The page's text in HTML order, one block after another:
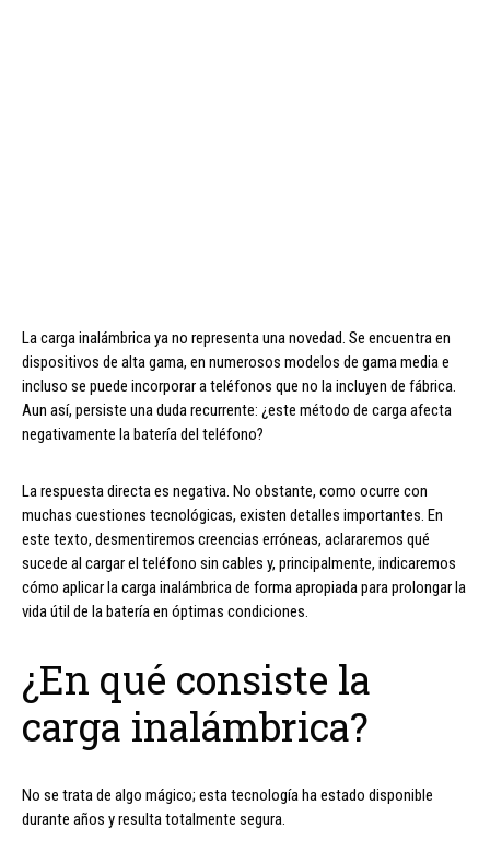
La carga inalámbrica ya no representa una novedad. Se encuentra en
dispositivos de alta gama, en numerosos modelos de gama media e
incluso se puede incorporar a teléfonos que no la incluyen de fábrica.
Aun así, persiste una duda recurrente: ¿este método de carga afecta
negativamente la batería del teléfono?
La respuesta directa es negativa. No obstante, como ocurre con
muchas cuestiones tecnológicas, existen detalles importantes. En
este texto, desmentiremos creencias erróneas, aclararemos qué
sucede al cargar el teléfono sin cables y, principalmente, indicaremos
cómo aplicar la carga inalámbrica de forma apropiada para prolongar la
vida útil de la batería en óptimas condiciones.
¿En qué consiste la
carga inalámbrica?
No se trata de algo mágico; esta tecnología ha estado disponible
durante años y resulta totalmente segura.